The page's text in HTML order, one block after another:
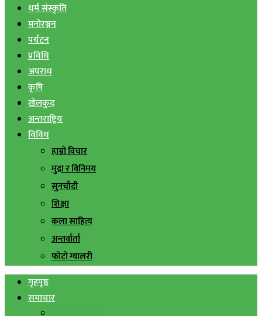
धर्म संस्कृति
मनोरञ्जन
पर्यटन
प्रविधि
अपराध
कृषि
खेलकुद
अन्तराष्ट्रिय
विविध
हाम्रो विचार
मुद्रा र विनिमय
सुनचाँदी
शिक्षा
कला साहित्य
अन्तर्वार्ता
फोटो ग्यालरी
गृहपृष्ठ
समाचार